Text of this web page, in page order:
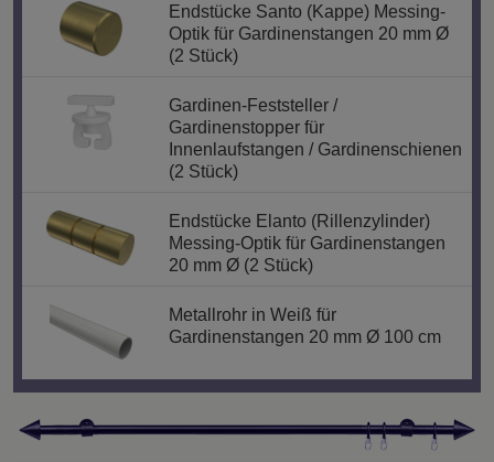
Endstücke Santo (Kappe) Messing-
Optik für Gardinenstangen 20 mm Ø
(2 Stück)
Gardinen-Feststeller /
Gardinenstopper für
Innenlaufstangen / Gardinenschienen
(2 Stück)
Endstücke Elanto (Rillenzylinder)
Messing-Optik für Gardinenstangen
20 mm Ø (2 Stück)
Metallrohr in Weiß für
Gardinenstangen 20 mm Ø 100 cm